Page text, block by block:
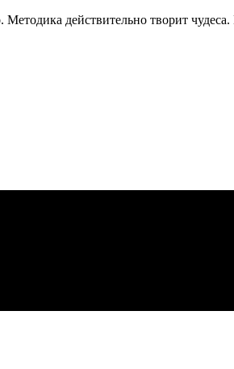
Методика действительно творит